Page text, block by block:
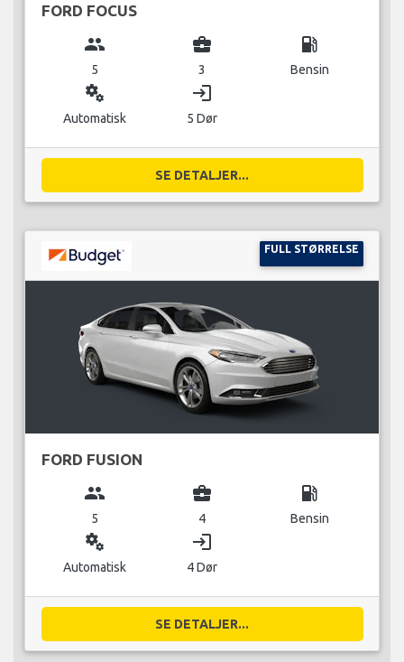
FORD FOCUS
group
5
business_center
3
local_gas_station
Bensin
miscellaneous_services
Automatisk
login
5 Dør
SE DETALJER...
FULL STØRRELSE
FORD FUSION
group
5
business_center
4
local_gas_station
Bensin
miscellaneous_services
Automatisk
login
4 Dør
SE DETALJER...